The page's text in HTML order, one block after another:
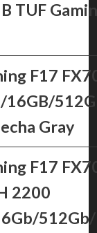
TUF
F17
Gray
F17
2200